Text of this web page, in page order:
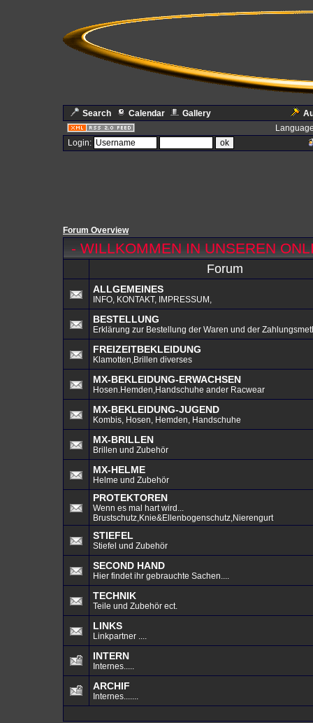
Search Calendar Gallery
Login:
Forum Overview
- WILLKOMMEN IN UNSEREN
Forum
ALLGEMEINES
INFO, KONTAKT, IMPRESSUM,
BESTELLUNG
Erklärung zur Bestellung der Waren und der
FREIZEITBEKLEIDUNG
Klamotten,Brillen diverses
MX-BEKLEIDUNG-ERWACHSEN
Hosen.Hemden,Handschuhe ander Racwear
MX-BEKLEIDUNG-JUGEND
Kombis, Hosen, Hemden, Handschuhe
MX-BRILLEN
Brillen und Zubehör
MX-HELME
Helme und Zubehör
PROTEKTOREN
Wenn es mal hart wird...
Brustschutz,Knie&Ellenbogenschutz,Nierengurt
STIEFEL
Stiefel und Zubehör
SECOND HAND
Hier findet ihr gebrauchte Sachen....
TECHNIK
Teile und Zubehör ect.
LINKS
Linkpartner ....
INTERN
Internes.....
ARCHIF
Internes.......